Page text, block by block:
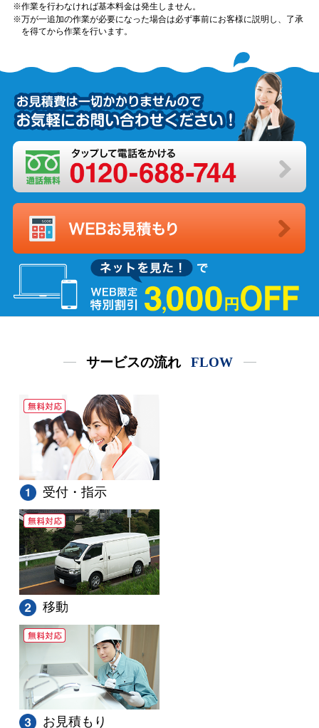
作業を行わなければ基本料金は発生しません。
万が一追加の作業が必要になった場合は必ず事前にお客様に説明し、了承
を得てから作業を行います。
サービスの流れ FLOW
受付・指示
移動
お見積もり